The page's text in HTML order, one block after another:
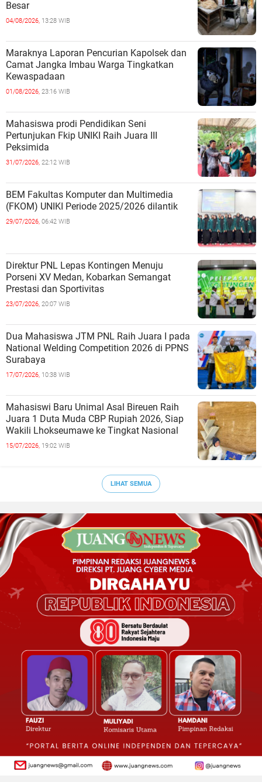
Besar
04/08/2026, 13:28 WIB
Maraknya Laporan Pencurian Kapolsek dan
Camat Jangka Imbau Warga Tingkatkan
Kewaspadaan
01/08/2026, 23:16 WIB
Mahasiswa prodi Pendidikan Seni
Pertunjukan Fkip UNIKI Raih Juara III
Peksimida
31/07/2026, 22:12 WIB
BEM Fakultas Komputer dan Multimedia
(FKOM) UNIKI Periode 2025/2026 dilantik
29/07/2026, 06:42 WIB
Direktur PNL Lepas Kontingen Menuju
Porseni XV Medan, Kobarkan Semangat
Prestasi dan Sportivitas
23/07/2026, 20:07 WIB
Dua Mahasiswa JTM PNL Raih Juara I pada
National Welding Competition 2026 di PPNS
Surabaya
17/07/2026, 10:38 WIB
Mahasiswi Baru Unimal Asal Bireuen Raih
Juara 1 Duta Muda CBP Rupiah 2026, Siap
Wakili Lhokseumawe ke Tingkat Nasional
15/07/2026, 19:02 WIB
LIHAT SEMUA